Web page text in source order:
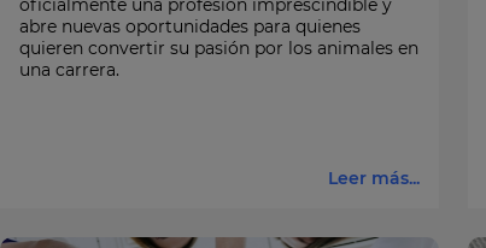
abre nuevas oportunidades para quienes
quieren convertir su pasión por los animales en
una carrera.
Leer más...